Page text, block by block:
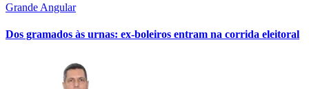
Grande Angular
Dos gramados às urnas: ex-boleiros entram na corrida eleitoral